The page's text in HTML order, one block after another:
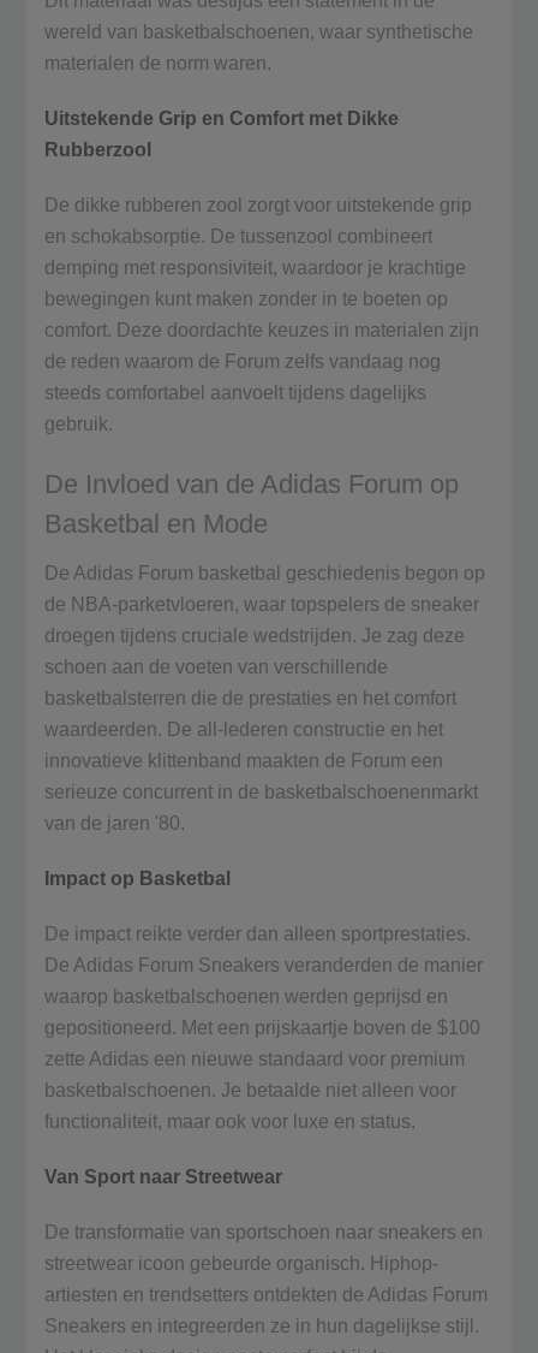
wereld van basketbalschoenen, waar synthetische
materialen de norm waren.
Uitstekende Grip en Comfort met Dikke
Rubberzool
De dikke rubberen zool zorgt voor uitstekende grip
en schokabsorptie. De tussenzool combineert
demping met responsiviteit, waardoor je krachtige
bewegingen kunt maken zonder in te boeten op
comfort. Deze doordachte keuzes in materialen zijn
de reden waarom de Forum zelfs vandaag nog
steeds comfortabel aanvoelt tijdens dagelijks
gebruik.
De Invloed van de Adidas Forum op
Basketbal en Mode
De Adidas Forum basketbal geschiedenis begon op
de NBA-parketvloeren, waar topspelers de sneaker
droegen tijdens cruciale wedstrijden. Je zag deze
schoen aan de voeten van verschillende
basketbalsterren die de prestaties en het comfort
waardeerden. De all-lederen constructie en het
innovatieve klittenband maakten de Forum een
serieuze concurrent in de basketbalschoenenmarkt
van de jaren '80.
Impact op Basketbal
De impact reikte verder dan alleen sportprestaties.
De Adidas Forum Sneakers veranderden de manier
waarop basketbalschoenen werden geprijsd en
gepositioneerd. Met een prijskaartje boven de $100
zette Adidas een nieuwe standaard voor premium
basketbalschoenen. Je betaalde niet alleen voor
functionaliteit, maar ook voor luxe en status.
Van Sport naar Streetwear
De transformatie van sportschoen naar sneakers en
streetwear icoon gebeurde organisch. Hiphop-
artiesten en trendsetters ontdekten de Adidas Forum
Sneakers en integreerden ze in hun dagelijkse stijl.